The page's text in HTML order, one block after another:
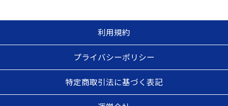
利用規約
プライバシーポリシー
特定商取引法に基づく表記